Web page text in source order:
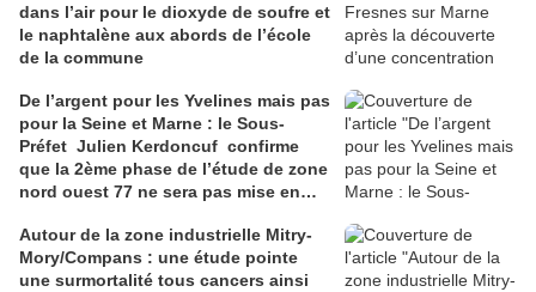
dans l’air pour le dioxyde de soufre et
le naphtalène aux abords de l’école
de la commune
De l’argent pour les Yvelines mais pas
pour la Seine et Marne : le Sous-
Préfet Julien Kerdoncuf confirme
que la 2ème phase de l’étude de zone
nord ouest 77 ne sera pas mise en
Autour de la zone industrielle Mitry-
Mory/Compans : une étude pointe
une surmortalité tous cancers ainsi